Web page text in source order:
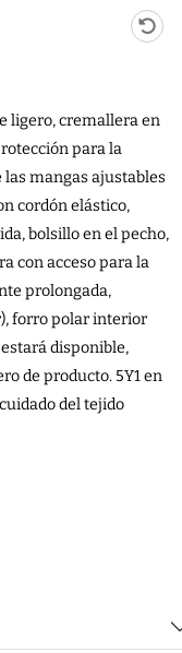
ligero, cremallera en
para la
mangas ajustables
cordón elástico,
bolsillo en el pecho,
con acceso para la
prolongada,
forro polar interior
disponible,
de producto. 5Y1 en
del tejido